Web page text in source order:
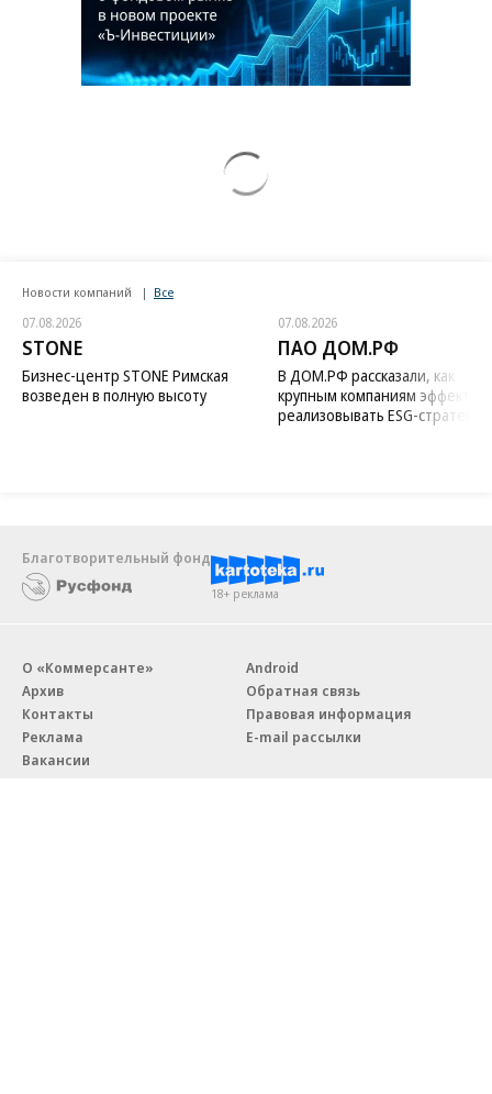
Новости компаний Все
07.08.2026
STONE
Бизнес-центр STONE Римская
возведен в полную высоту
07.08.2026
ПАО ДОМ.РФ
В ДОМ.РФ рассказали, как
крупным компаниям
реализовывать ESG-стратегию
Благотворительный фонд
18+ реклама
О «Коммерсанте»
Архив
Контакты
Реклама
Вакансии
Android
Обратная связь
Правовая информация
E-mail рассылки